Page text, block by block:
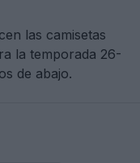
las camisetas
la temporada 26-
de abajo.